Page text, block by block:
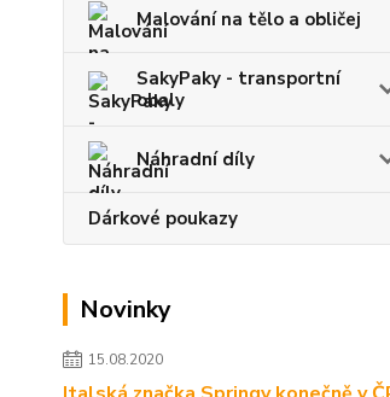
Malování na tělo a obličej
SakyPaky - transportní
obaly
Náhradní díly
Dárkové poukazy
Novinky
15.08.2020